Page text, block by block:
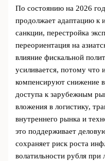
По состоянию на 2026
продолжает адаптацию к
санкции, перестройка
переориентация на
влияние фискальной
усиливается, потому что
компенсируют снижение
доступа к зарубежным
вложения в логистику,
внутреннего рынка и
это поддерживает
сохраняет риск роста
волатильности рубля